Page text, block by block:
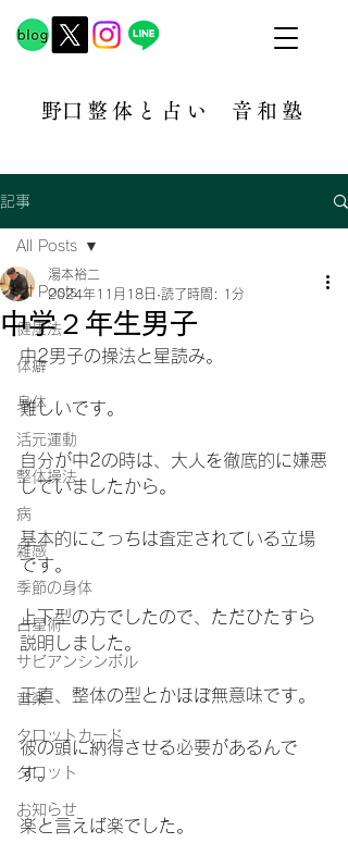
​野口整体と占い 音和塾​
記事
All Posts
健康法
体癖
身体
活元運動
整体操法
病
雑感
季節の身体
占星術
サビアンシンボル
音楽
タロットカード
タロット
お知らせ
All Posts
中学２年生男子
湯本裕二
2024年11月18日 読了時間: 1分
中2男子の操法と星読み。
難しいです。
自分が中2の時は、大人を徹底的に嫌悪
していましたから。
基本的にこっちは査定されている立場
です。
上下型の方でしたので、ただひたすら
説明しました。
正直、整体の型とかほぼ無意味です。
彼の頭に納得させる必要があるんで
す。
楽と言えば楽でした。